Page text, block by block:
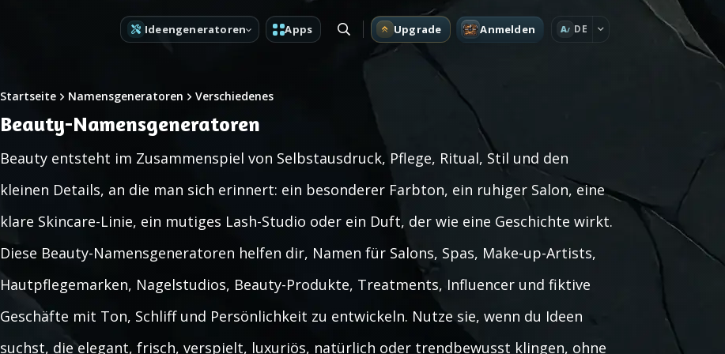
Ideengeneratoren Apps Upgrade Anmelden A DE
Startseite Namensgeneratoren Verschiedenes
Beauty-Namensgeneratoren
Beauty entsteht im Zusammenspiel von Selbstausdruck, Pflege, Ritual, Stil und den
kleinen Details, an die man sich erinnert: ein besonderer Farbton, ein ruhiger Salon, eine
klare Skincare-Linie, ein mutiges Lash-Studio oder ein Duft, der wie eine Geschichte wirkt.
Diese Beauty-Namensgeneratoren helfen dir, Namen für Salons, Spas, Make-up-Artists,
Hautpflegemarken, Nagelstudios, Beauty-Produkte, Treatments, Influencer und fiktive
Geschäfte mit Ton, Schliff und Persönlichkeit zu entwickeln. Nutze sie, wenn du Ideen
suchst, die elegant, frisch, verspielt, luxuriös, natürlich oder trendbewusst klingen, ohne